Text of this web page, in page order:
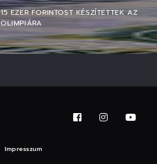
15 EZER FORINTOST KÉSZÍTETTEK AZ
OLIMPIÁRA
Impresszum